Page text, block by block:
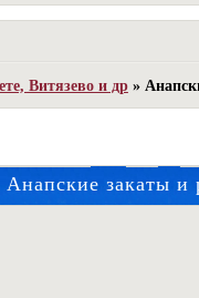
Витязево и др »
Анапские закаты и